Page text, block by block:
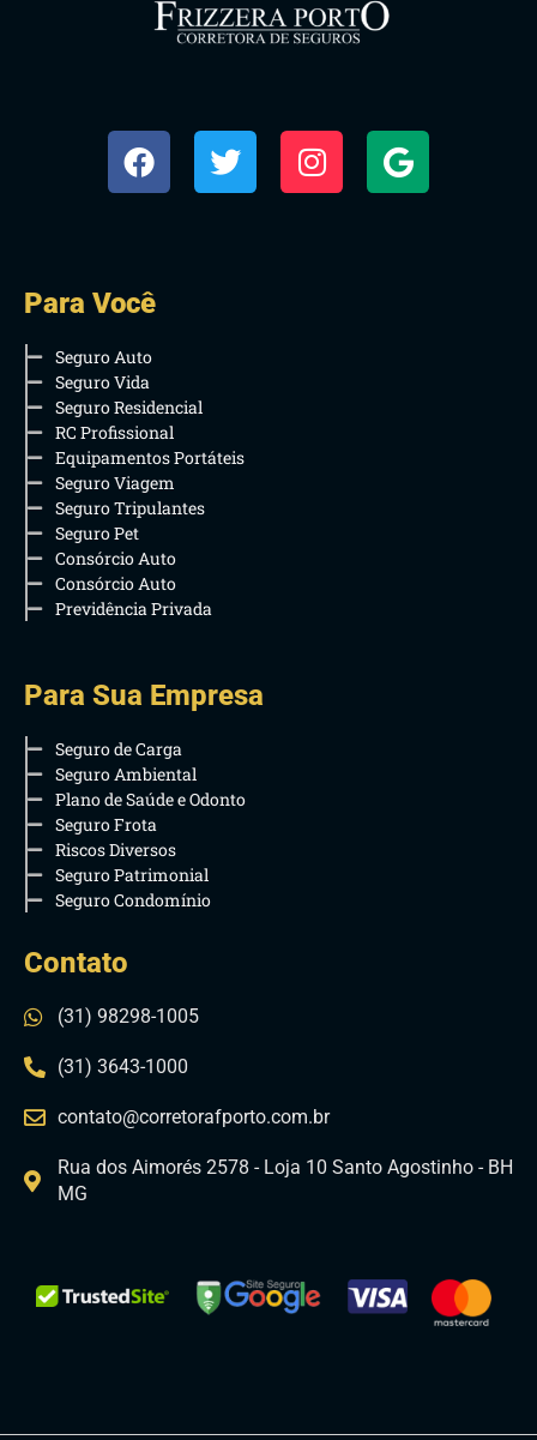
Para Você
Seguro Auto
Seguro Vida
Seguro Residencial
RC Profissional
Equipamentos Portáteis
Seguro Viagem
Seguro Tripulantes
Seguro Pet
Consórcio Auto
Consórcio Auto
Previdência Privada
Para Sua Empresa
Seguro de Carga
Seguro Ambiental
Plano de Saúde e Odonto
Seguro Frota
Riscos Diversos
Seguro Patrimonial
Seguro Condomínio
Contato
(31) 98298-1005
(31) 3643-1000
contato@corretorafporto.com.br
Rua dos Aimorés 2578 - Loja 10 Santo Agostinho - BH
MG